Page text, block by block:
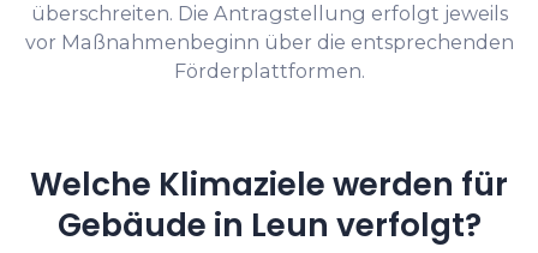
überschreiten. Die Antragstellung erfolgt jeweils
vor Maßnahmenbeginn über die entsprechenden
Förderplattformen.
Welche Klimaziele werden für
Gebäude in Leun verfolgt?